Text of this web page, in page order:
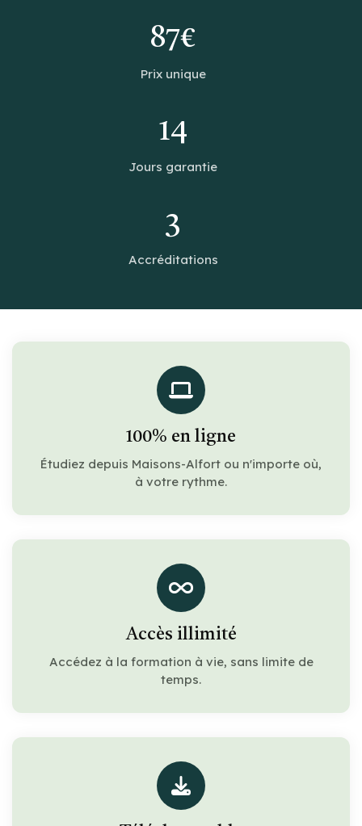
87€
Prix unique
14
Jours garantie
3
Accréditations
100% en ligne
Étudiez depuis Maisons-Alfort ou n'importe où,
à votre rythme.
Accès illimité
Accédez à la formation à vie, sans limite de
temps.